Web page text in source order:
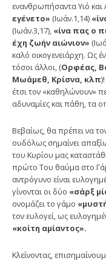
ενανθρωπήσαντα Υιό
εγένετο» (Ιωάν.1,14)
(Ιωάν.3,17), «ίνα πας ο
έχη ζωήν αιώνιον»
καλό οικογενειάρχη. Ως
τόσοι άλλοι, (Ορφέας,
Μωάμεθ, Κρίσνα, κλπ
έτσι τον «καθηλώνουν»
αδυναμίες και πάθη, τα
Βεβαίως, θα πρέπει να
ουδόλως σημαίνει
του Κυρίου μας
πρώτο Του θαύμα στο
αντρόγυνο είναι
γίνονται οι δύο «σάρξ
ονομάζει το γάμο
τον ευλογεί, ως
«κοίτη αμίαντος».
Κλείνοντας,